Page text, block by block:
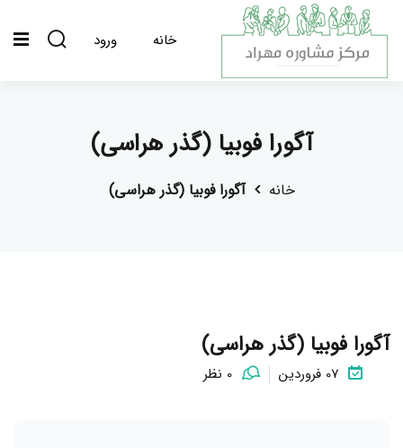
خانه ورود
آگورا فوبیا (گذر هراسی)
خانه آگورا فوبیا (گذر هراسی)
آگورا فوبیا (گذر هراسی)
07 فروردین 0 نظر